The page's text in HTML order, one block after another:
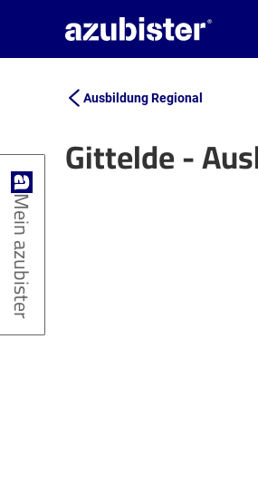
Ausbildung Regional
Gittelde -
Mein azubister